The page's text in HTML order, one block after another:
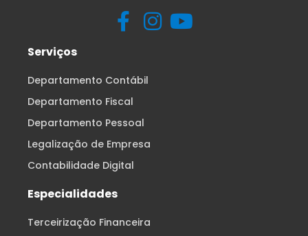
Serviços
Departamento Contábil
Departamento Fiscal
Departamento Pessoal
Legalização de Empresa
Contabilidade Digital
Especialidades
Terceirização Financeira